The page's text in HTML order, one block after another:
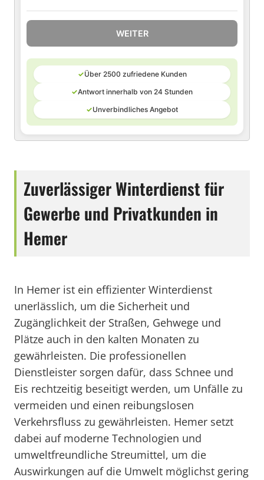
WEITER
✓Über 2500 zufriedene Kunden
✓Antwort innerhalb von 24 Stunden
✓Unverbindliches Angebot
Zuverlässiger Winterdienst für
Gewerbe und Privatkunden in
Hemer
In Hemer ist ein effizienter Winterdienst
unerlässlich, um die Sicherheit und
Zugänglichkeit der Straßen, Gehwege und
Plätze auch in den kalten Monaten zu
gewährleisten. Die professionellen
Dienstleister sorgen dafür, dass Schnee und
Eis rechtzeitig beseitigt werden, um Unfälle zu
vermeiden und einen reibungslosen
Verkehrsfluss zu gewährleisten. Hemer setzt
dabei auf moderne Technologien und
umweltfreundliche Streumittel, um die
Auswirkungen auf die Umwelt möglichst gering